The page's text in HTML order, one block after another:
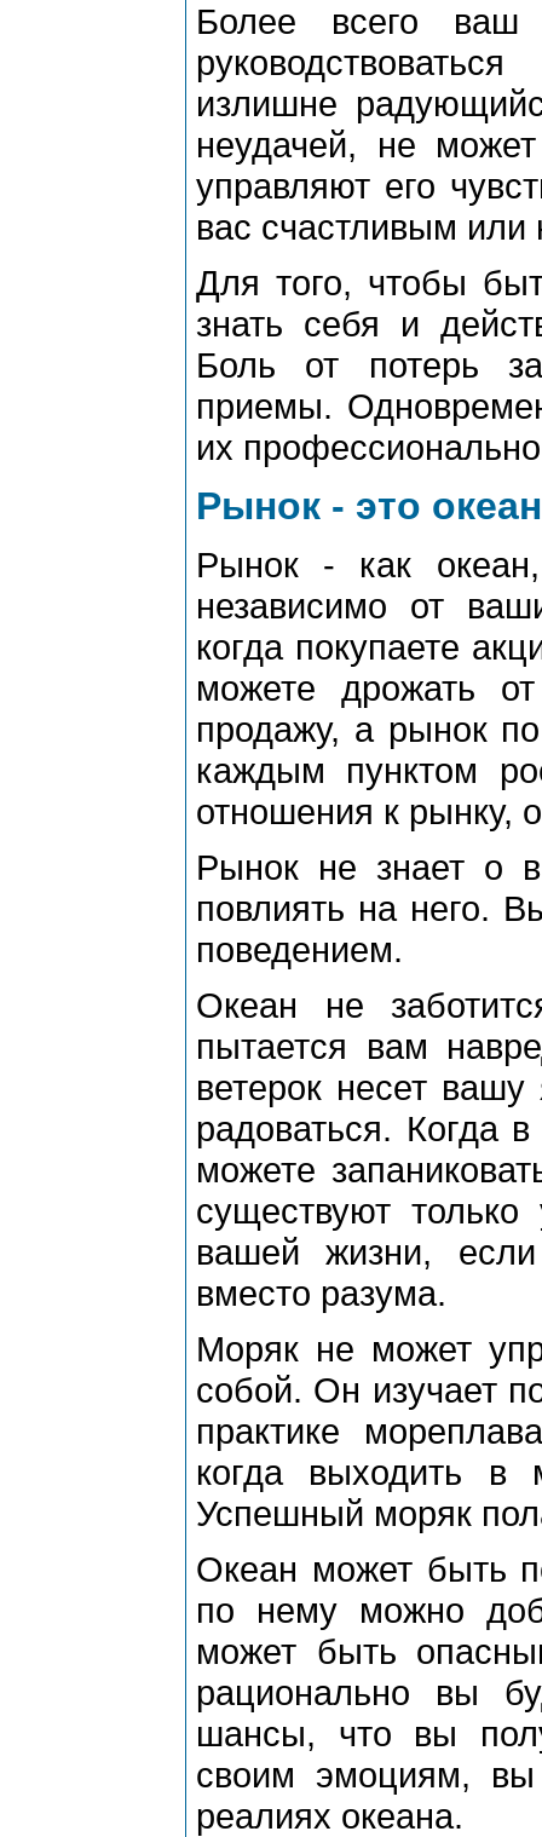
Более всего ваш
излишне
неудачей, не
управляют его
вас счастливым или
Для того, чтобы
знать себя и
Боль от потерь
приемы.
их
Рынок - это океан
Рынок - как
независимо от
когда покупаете
можете дрожать
продажу, а рынок
каждым пунктом
отношения к рынку,
Рынок не знает о
повлиять на него.
поведением.
Океан не
пытается вам
ветерок несет
радоваться. Когда
можете
существуют
вашей жизни,
вместо разума.
Моряк не может
собой. Он изучает
практике
когда выходить в
Успешный моряк
Океан может быть
по нему можно
может быть
рационально вы
шансы, что вы
своим эмоциям, вы
реалиях океана.